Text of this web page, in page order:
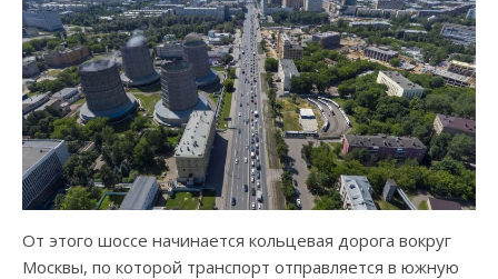
От этого шоссе начинается кольцевая дорога вокруг
Москвы, по которой транспорт отправляется в южную